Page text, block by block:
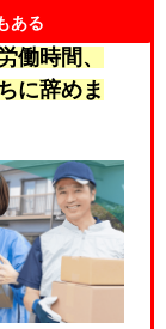
ある
働時間、
に辞めま